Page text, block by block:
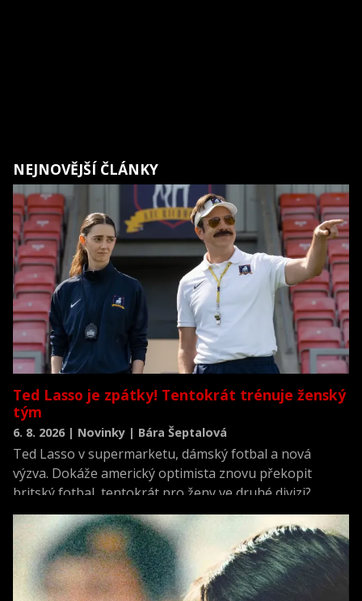
NEJNOVĚJŠÍ ČLÁNKY
Ted Lasso je zpátky! Tentokrát trénuje ženský
tým
6. 8. 2026 | Novinky | Bára Šeptalová
Ted Lasso v supermarketu, dámský fotbal a nová
výzva. Dokáže americký optimista znovu překopit
britský fotbal, tentokrát pro ženy ve druhé divizi?